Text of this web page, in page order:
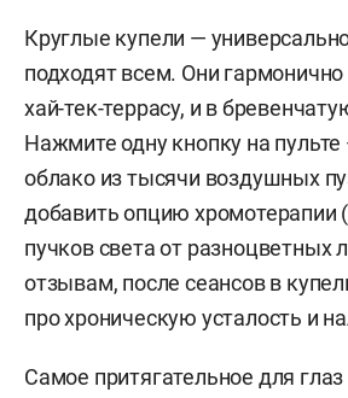
Круглые купели —
подходят всем. Они
хай-тек-террасу, и в
Нажмите одну кнопку на пульте
облако из тысячи воздушных
добавить опцию хромотерапии
пучков света от разноцветных
отзывам, после сеансов в
про хроническую усталость и
Самое притягательное для